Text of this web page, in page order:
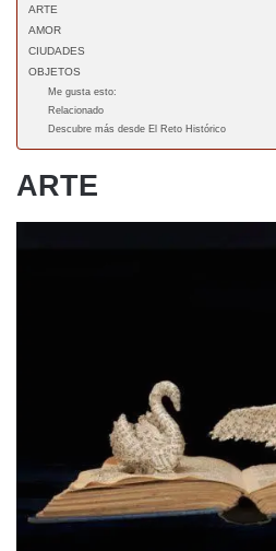
ARTE
AMOR
CIUDADES
OBJETOS
Me gusta esto:
Relacionado
Descubre más desde El Reto Histórico
ARTE